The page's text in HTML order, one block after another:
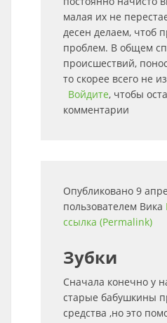
малая их не
десен делаем, чтоб
проблем. В общем
происшествий,
то скорее всего не
Войдите, чтобы
комментарии
Опубликовано 9
пользователем Вика
ссылка (Permalink)
Зубки
Сначала конечно у
старые бабушкины
средства ,но это